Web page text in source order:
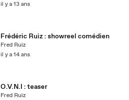
il y a 13 ans
Frédéric Ruiz : showreel comédien
Fred Ruiz
il y a 14 ans
O.V.N.I : teaser
Fred Ruiz